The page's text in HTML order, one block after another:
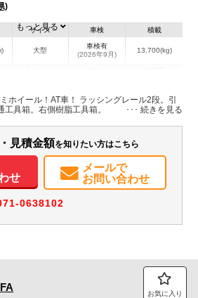
)
サイズ
大型
車検
車検有
(2026年9月)
積載
13,700(kg)
W:2,490
H:3,780
無
装備情報
もっと見る
ホイール！AT車！ ラッシングレール2段。引
具箱。右側樹脂工具箱。
見積金額を知りたい方はこちら
せ
メールで
お問い合わせ
0638102
お気に入り